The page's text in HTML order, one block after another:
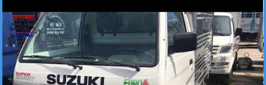
Xe tải Foton 990kg